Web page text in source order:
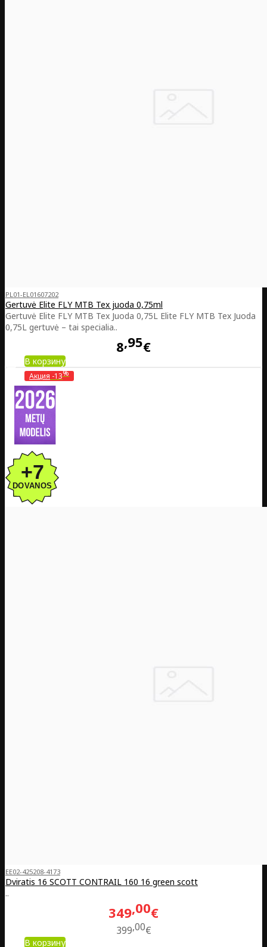
PL01-EL01607202
Gertuvė Elite FLY MTB Tex juoda 0,75ml
Gertuvė Elite FLY MTB Tex Juoda 0,75L Elite FLY MTB Tex Juoda
0,75L gertuvė – tai specialia..
8 95€
В корзину
Акция -13%
EE02-425208-4173
Dviratis 16 SCOTT CONTRAIL 160 16 green scott
..
349 00€
399 00€
В корзину